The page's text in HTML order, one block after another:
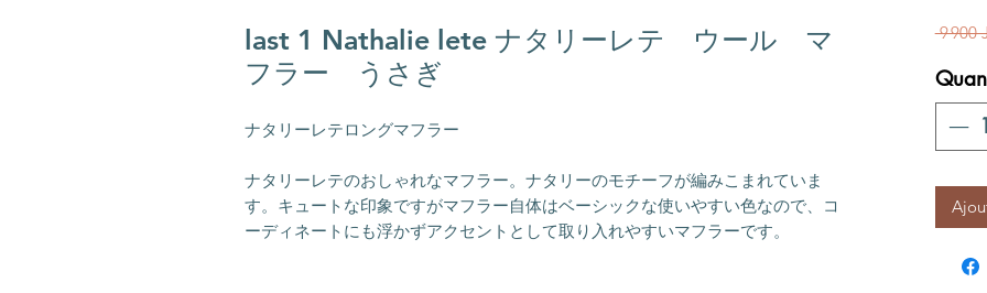
last 1 Nathalie lete ナタリーレテ ウール マ
フラー うさぎ
ナタリーレテロングマフラー
ナタリーレテのおしゃれなマフラー。ナタリーのモチーフが編みこまれていま
す。キュートな印象ですがマフラー自体はベーシックな使いやすい色なので、コ
ーディネートにも浮かずアクセントとして取り入れやすいマフラーです。
9 900